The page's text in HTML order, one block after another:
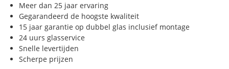
Meer dan 25 jaar ervaring
Gegarandeerd de hoogste kwaliteit
15 jaar garantie op dubbel glas inclusief montage
24 uurs glasservice
Snelle levertijden
Scherpe prijzen